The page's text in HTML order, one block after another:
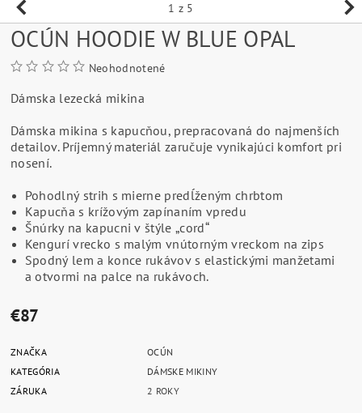
1 z 5
OCÚN HOODIE W BLUE OPAL
Neohodnotené
Dámska lezecká mikina
Dámska mikina s kapucňou, prepracovaná do najmenších
detailov. Príjemný materiál zaručuje vynikajúci komfort pri
nosení.
Pohodlný strih s mierne predĺženým chrbtom
Kapucňa s krížovým zapínaním vpredu
Šnúrky na kapucni v štýle „cord“
Kengurí vrecko s malým vnútorným vreckom na zips
Spodný lem a konce rukávov s elastickými manžetami
a otvormi na palce na rukávoch.
€87
ZNAČKA
OCÚN
KATEGÓRIA
DÁMSKE MIKINY
ZÁRUKA
2 ROKY